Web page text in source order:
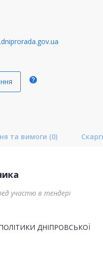
help
та вимоги (0)
участю в тендері
ДНІПРОВСЬКОЇ